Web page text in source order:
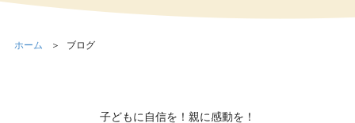
ホーム ブログ
子どもに自信を！親に感動を！